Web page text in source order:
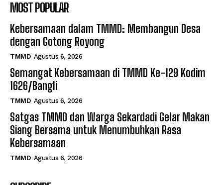
MOST POPULAR
Kebersamaan dalam TMMD: Membangun Desa
dengan Gotong Royong
TMMD Agustus 6, 2026
Semangat Kebersamaan di TMMD Ke-129 Kodim
1626/Bangli
TMMD Agustus 6, 2026
Satgas TMMD dan Warga Sekardadi Gelar Makan
Siang Bersama untuk Menumbuhkan Rasa
Kebersamaan
TMMD Agustus 6, 2026